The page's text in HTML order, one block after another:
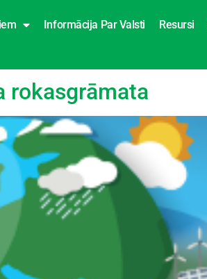
Informācija Par Valsti Resursi
rokasgrāmata